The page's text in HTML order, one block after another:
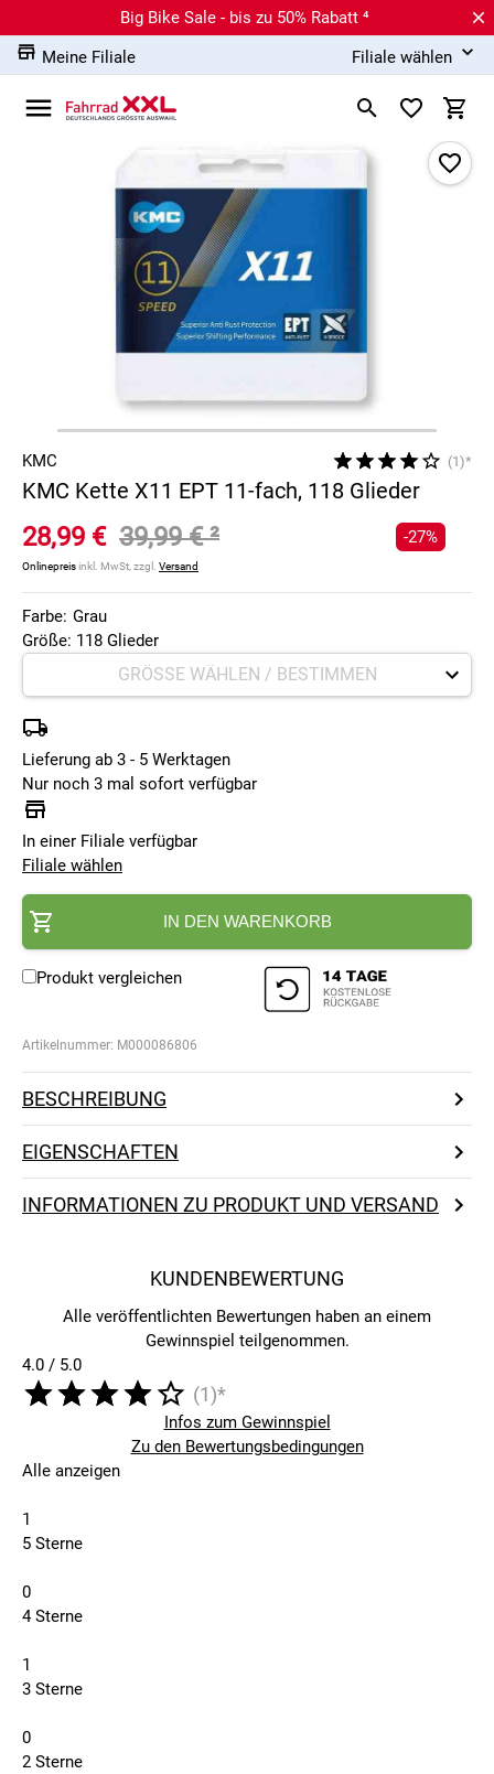
Big Bike Sale - bis zu 50% Rabatt ⁴
Meine Filiale
Filiale wählen
KMC (1)*
KMC Kette X11 EPT 11-fach, 118 Glieder
28,99 € 39,99 €²
Onlinepreisinkl. MwSt, zzgl. Versand
-27%
Farbe: Grau
Größe: 118 Glieder
Lieferung ab 3 - 5 Werktagen
Nur noch 3 mal sofort verfügbar
In einer Filiale verfügbar
Filiale wählen
IN DEN WARENKORB
Produkt vergleichen
Artikelnummer: M000086806
BESCHREIBUNG
EIGENSCHAFTEN
INFORMATIONEN ZU PRODUKT UND VERSAND
KUNDENBEWERTUNG
Alle veröffentlichten Bewertungen haben an einem
Gewinnspiel teilgenommen.
4.0 / 5.0
(1)*
Infos zum Gewinnspiel
Zu den Bewertungsbedingungen
Alle anzeigen
1
5 Sterne
0
4 Sterne
1
3 Sterne
0
2 Sterne